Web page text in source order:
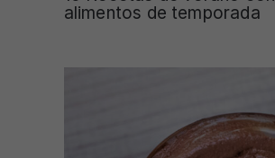
alimentos de temporada